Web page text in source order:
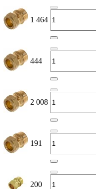
1 464
444
2 008
191
200